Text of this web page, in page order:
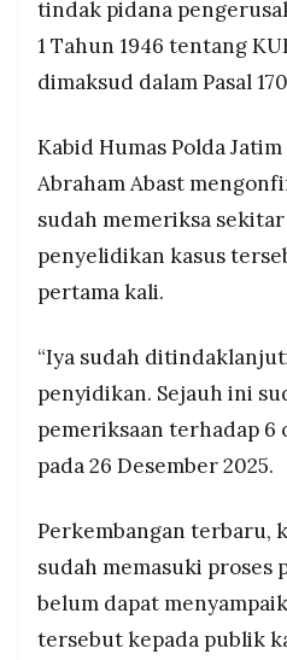
tindak pidana
1 Tahun 1946 tentang
dimaksud dalam Pasal
Kabid Humas Polda
Abraham Abast
sudah memeriksa
penyelidikan kasus
pertama kali.
“Iya sudah
penyidikan. Sejauh ini
pemeriksaan terhadap 6
pada 26 Desember 2025.
Perkembangan terbaru,
sudah memasuki proses
belum dapat
tersebut kepada publik